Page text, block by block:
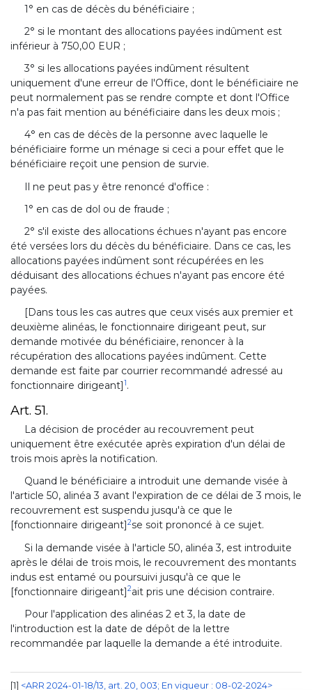
1° en cas de décès du bénéficiaire ;
2° si le montant des allocations payées indûment est
inférieur à 750,00 EUR ;
3° si les allocations payées indûment résultent
uniquement d'une erreur de l'Office, dont le bénéficiaire ne
peut normalement pas se rendre compte et dont l'Office
n'a pas fait mention au bénéficiaire dans les deux mois ;
4° en cas de décès de la personne avec laquelle le
bénéficiaire forme un ménage si ceci a pour effet que le
bénéficiaire reçoit une pension de survie.
Il ne peut pas y être renoncé d'office :
1° en cas de dol ou de fraude ;
2° s'il existe des allocations échues n'ayant pas encore
été versées lors du décès du bénéficiaire. Dans ce cas, les
allocations payées indûment sont récupérées en les
déduisant des allocations échues n'ayant pas encore été
payées.
[Dans tous les cas autres que ceux visés aux premier et
deuxième alinéas, le fonctionnaire dirigeant peut, sur
demande motivée du bénéficiaire, renoncer à la
récupération des allocations payées indûment. Cette
demande est faite par courrier recommandé adressé au
fonctionnaire dirigeant]1.
Art. 51.
La décision de procéder au recouvrement peut
uniquement être exécutée après expiration d'un délai de
trois mois après la notification.
Quand le bénéficiaire a introduit une demande visée à
l'article 50, alinéa 3 avant l'expiration de ce délai de 3 mois, le
recouvrement est suspendu jusqu'à ce que le
[fonctionnaire dirigeant] 2se soit prononcé à ce sujet.
Si la demande visée à l'article 50, alinéa 3, est introduite
après le délai de trois mois, le recouvrement des montants
indus est entamé ou poursuivi jusqu'à ce que le
[fonctionnaire dirigeant]2ait pris une décision contraire.
Pour l'application des alinéas 2 et 3, la date de
l'introduction est la date de dépôt de la lettre
recommandée par laquelle la demande a été introduite.
1 <ARR 2024-01-18/13, art. 20, 003; En vigueur : 08-02-2024>